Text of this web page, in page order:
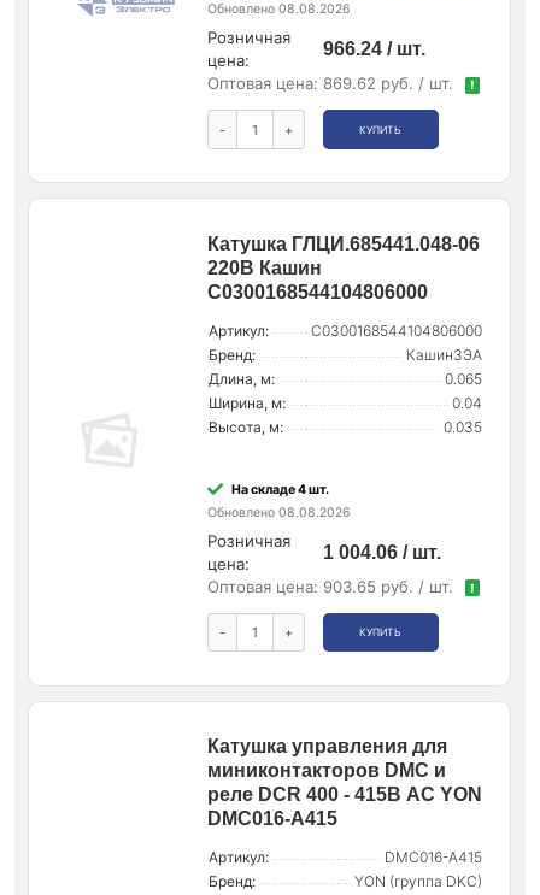
Обновлено 08.08.2026
Розничная
цена:
966.24 / шт.
Оптовая цена: 869.62 руб. / шт. !
- + КУПИТЬ
Катушка ГЛЦИ.685441.048-06
220В Кашин
С0300168544104806000
Артикул:
С0300168544104806000
Бренд:
КашинЗЭА
Длина, м:
0.065
Ширина, м:
0.04
Высота, м:
0.035
На складе 4 шт.
Обновлено 08.08.2026
Розничная
цена:
1 004.06 / шт.
Оптовая цена: 903.65 руб. / шт. !
- + КУПИТЬ
Катушка управления для
миниконтакторов DMC и
реле DCR 400 - 415В AC YON
DMC016-A415
Артикул:
DMC016-A415
Бренд:
YON (группа DKC)